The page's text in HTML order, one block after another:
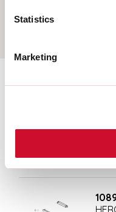
Statistics
Marketing
RAIL
Aanvullende
150